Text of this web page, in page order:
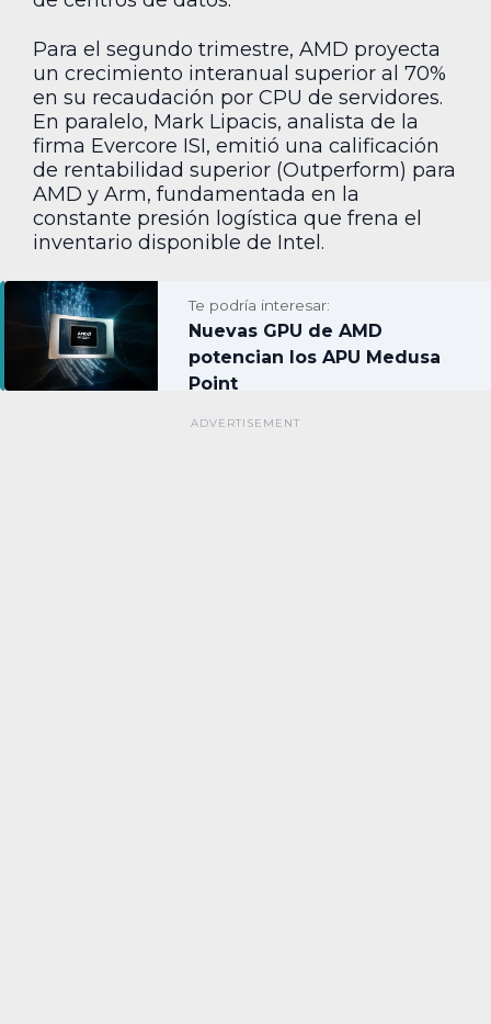
Para el segundo trimestre, AMD proyecta
un crecimiento interanual superior al 70%
en su recaudación por CPU de servidores.
En paralelo, Mark Lipacis, analista de la
firma Evercore ISI, emitió una calificación
de rentabilidad superior (Outperform) para
AMD y Arm, fundamentada en la
constante presión logística que frena el
inventario disponible de Intel.
Te podría interesar:
Nuevas GPU de AMD
potencian los APU Medusa
Point